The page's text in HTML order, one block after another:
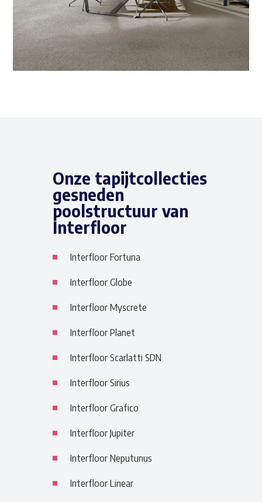
Onze tapijtcollecties
gesneden
poolstructuur van
Interfloor
Interfloor Fortuna
Interfloor Globe
Interfloor Myscrete
Interfloor Planet
Interfloor Scarlatti SDN
Interfloor Sirius
Interfloor Grafico
Interfloor Jupiter
Interfloor Neputunus
Interfloor Linear